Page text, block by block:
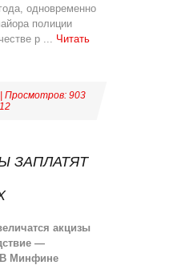
одновременно
полиции
р ... Читать
| Просмотров: 903
ЗАПЛАТЯТ
акцизы
—
В Минфине